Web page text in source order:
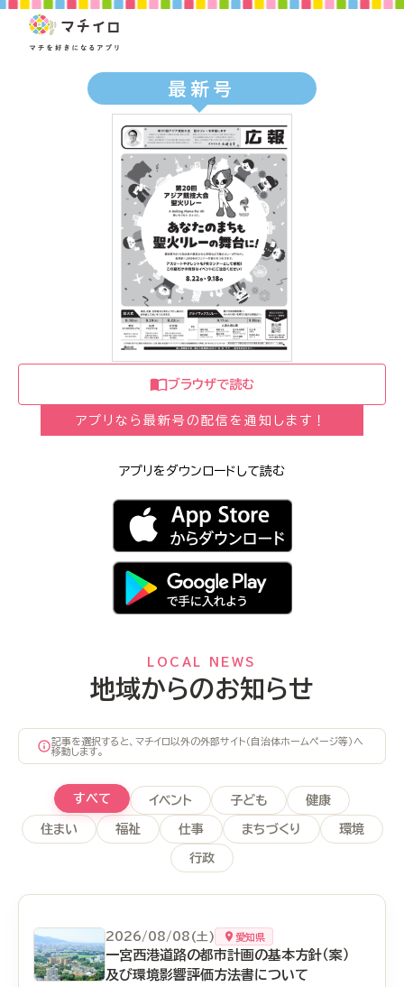
最新号
ブラウザで読む
アプリなら最新号の配信を通知します！
アプリをダウンロードして読む
LOCAL NEWS
地域からのお知らせ
記事を選択すると、マチイロ以外の外部サイト（自治体ホームページ等）へ
移動します。
すべて イベント 子ども 健康
住まい 福祉 仕事 まちづくり 環境
行政
2026/08/08(土) 愛知県
一宮西港道路の都市計画の基本方針（案）
及び環境影響評価方法書について